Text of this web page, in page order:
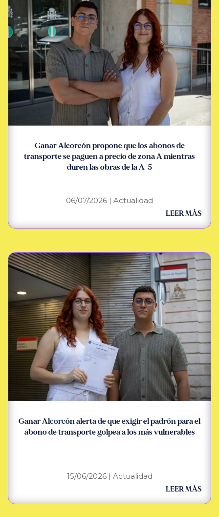
Ganar Alcorcón propone que los abonos de
transporte se paguen a precio de zona A mientras
duren las obras de la A-5
06/07/2026 | Actualidad
LEER MÁS
Ganar Alcorcón alerta de que exigir el padrón para el
abono de transporte golpea a los más vulnerables
15/06/2026| Actualidad
LEER MÁS